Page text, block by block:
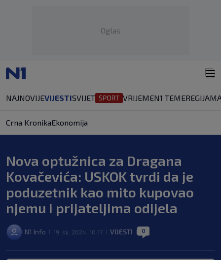
Oglas
NAJNOVIJEVIJESTISVIJET VRIJEMEN1 TEMEREGIJA
Crna KronikaEkonomija
Nova optužnica za Dragana
Kovačevića: USKOK tvrdi da je
poduzetnik kao mito kupovao
njemu i prijateljima odijela
N1 Info 19. sij. 2024. 10:17 VIJESTI 0